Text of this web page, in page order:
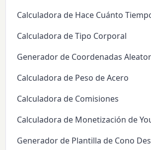
Calculadora de Hace Cuánto
Calculadora de Tipo Corporal
Generador de Coordenadas
Calculadora de Peso de Acero
Calculadora de Comisiones
Calculadora de Monetización de
Generador de Plantilla de Cono